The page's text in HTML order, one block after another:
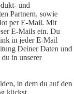
und
Partnern, sowie
per E-Mail. Mit
E-Mails ein. Du
in jeder E-Mail
Deiner Daten und
in unserer
in dem du auf den
klickst.